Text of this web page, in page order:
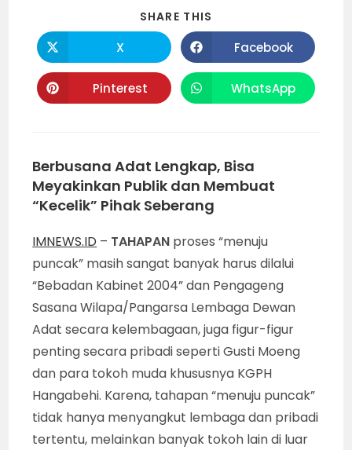
SHARE THIS
Opens
in
a
new
window
X Opens
in
a
new
window
Facebook
Opens
in
Pinterest Opens
in
WhatsApp
Berbusana Adat Lengkap, Bisa
Meyakinkan Publik dan Membuat
“Kecelik” Pihak Seberang
IMNEWS.ID – TAHAPAN proses “menuju
puncak” masih sangat banyak harus dilalui
“Bebadan Kabinet 2004” dan Pengageng
Sasana Wilapa/Pangarsa Lembaga Dewan
Adat secara kelembagaan, juga figur-figur
penting secara pribadi seperti Gusti Moeng
dan para tokoh muda khususnya KGPH
Hangabehi. Karena, tahapan “menuju puncak”
tidak hanya menyangkut lembaga dan pribadi
tertentu, melainkan banyak tokoh lain di luar